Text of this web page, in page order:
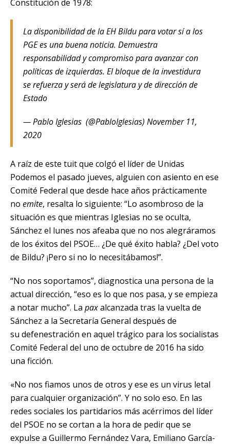
Constitución de 1978:
La disponibilidad de la EH Bildu para votar sí a los
PGE es una buena noticia. Demuestra
responsabilidad y compromiso para avanzar con
políticas de izquierdas. El bloque de la investidura
se refuerza y será de legislatura y de dirección de
Estado
— Pablo Iglesias (@PabloIglesias) November 11,
2020
A raíz de este tuit que colgó el líder de Unidas
Podemos el pasado jueves, alguien con asiento en ese
Comité Federal que desde hace años prácticamente
no emite, resalta lo siguiente: “Lo asombroso de la
situación es que mientras Iglesias no se oculta,
Sánchez el lunes nos afeaba que no nos alegráramos
de los éxitos del PSOE… ¿De qué éxito habla? ¿Del voto
de Bildu? ¡Pero si no lo necesitábamos!”.
“No nos soportamos”, diagnostica una persona de la
actual dirección, “eso es lo que nos pasa, y se empieza
a notar mucho”. La paxalcanzada tras la vuelta de
Sánchez a la Secretaría General después de
su defenestración en aquel trágico para los socialistas
Comité Federal del uno de octubre de 2016 ha sido
una ficción.
«No nos fiamos unos de otros y ese es un virus letal
para cualquier organización”. Y no solo eso. En las
redes sociales los partidarios más acérrimos del líder
del PSOE no se cortan a la hora de pedir que se
expulse a Guillermo Fernández Vara, Emiliano García-